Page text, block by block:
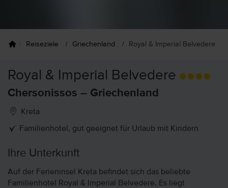
Reiseziele Griechenland Royal & Imperial Belvedere
Royal & Imperial Belvedere
Chersonissos – Griechenland
Kreta
Familienhotel, gut geeignet für Urlaub mit Kindern
Ihre Unterkunft
Auf der Ferieninsel Kreta befindet sich das beliebte
Familienhotel Royal & Imperial Belvedere. Es liegt